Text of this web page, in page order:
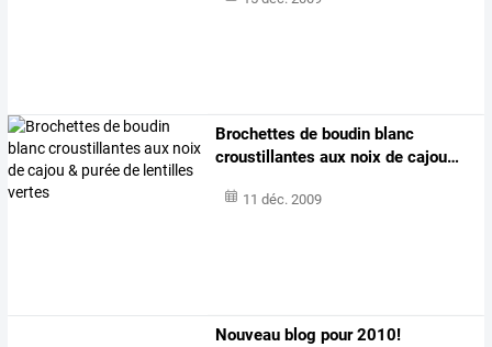
Brochettes de boudin blanc
croustillantes aux noix de cajou…
11 déc. 2009
Nouveau blog pour 2010!